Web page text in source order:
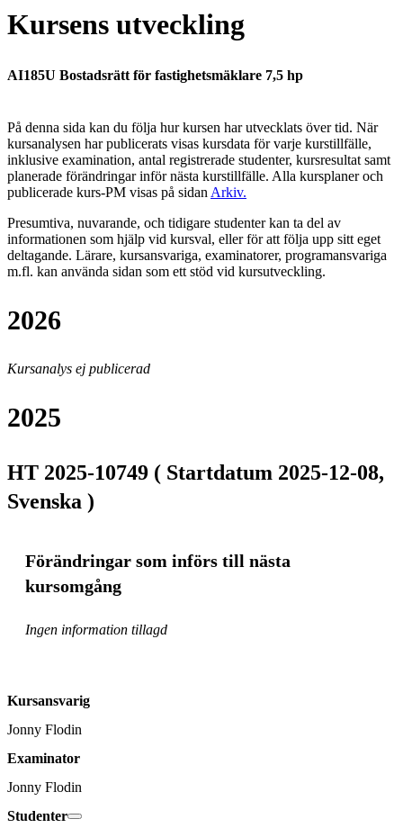
Kursens utveckling
AI185U Bostadsrätt för fastighetsmäklare 7,5 hp
På denna sida kan du följa hur kursen har utvecklats över tid. När
kursanalysen har publicerats visas kursdata för varje kurstillfälle,
inklusive examination, antal registrerade studenter, kursresultat samt
planerade förändringar inför nästa kurstillfälle. Alla kursplaner och
publicerade kurs-PM visas på sidan Arkiv.
Presumtiva, nuvarande, och tidigare studenter kan ta del av
informationen som hjälp vid kursval, eller för att följa upp sitt eget
deltagande. Lärare, kursansvariga, examinatorer, programansvariga
m.fl. kan använda sidan som ett stöd vid kursutveckling.
2026
Kursanalys ej publicerad
2025
HT 2025-10749 ( Startdatum 2025-12-08,
Svenska )
Förändringar som införs till nästa
kursomgång
Ingen information tillagd
Kursansvarig
Jonny Flodin
Examinator
Jonny Flodin
Studenter